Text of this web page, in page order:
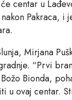
centar u
Pakraca, i
Mirjana
“Prvi
Bionda,
u ovaj centar.